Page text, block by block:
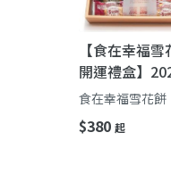
【食在幸福
開運禮盒】
盒雙享・好運
雪花餅禮盒）
食在幸福雪花餅
$380 起